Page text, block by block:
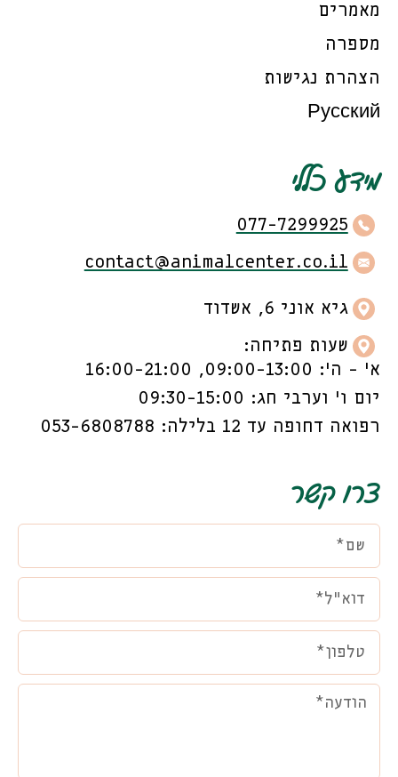
מאמרים
מספרה
הצהרת נגישות
Русский
מידע כללי
077-7299925
contact@animalcenter.co.il
גיא אוני 6, אשדוד
שעות פתיחה:
א’ - ה’: 09:00-13:00, 16:00-21:00
יום ו’ וערבי חג: 09:30-15:00
רפואה דחופה עד 12 בלילה: 053-6808788
צרו קשר